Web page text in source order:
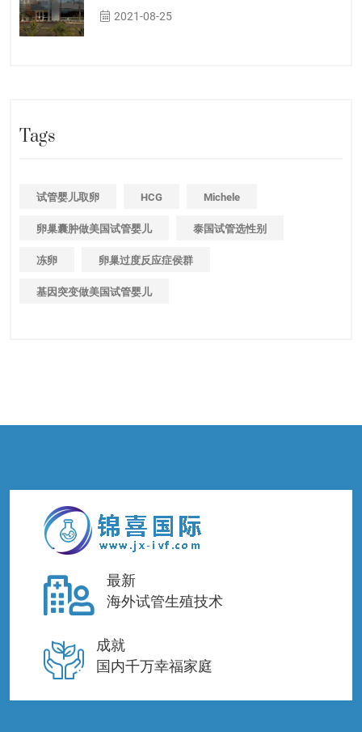
2021-08-25
Tags
试管婴儿取卵 HCG Michele
卵巢囊肿做美国试管婴儿 泰国试管选性别
冻卵 卵巢过度反应症侯群
基因突变做美国试管婴儿
最新
海外试管生殖技术
成就
国内千万幸福家庭